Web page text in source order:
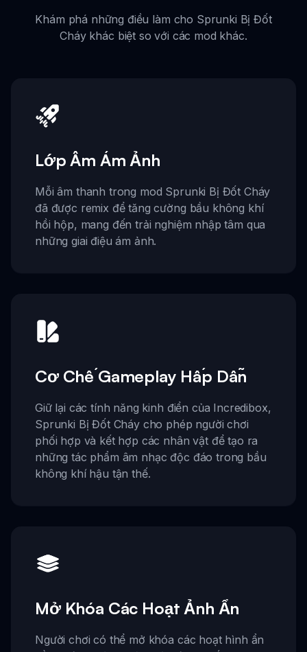
Khám phá những điều làm cho Sprunki Bị Đốt
Cháy khác biệt so với các mod khác.
Lớp Âm Ám Ảnh
Mỗi âm thanh trong mod Sprunki Bị Đốt Cháy
đã được remix để tăng cường bầu không khí
hồi hộp, mang đến trải nghiệm nhập tâm qua
những giai điệu ám ảnh.
Cơ Chế Gameplay Hấp Dẫn
Giữ lại các tính năng kinh điển của Incredibox,
Sprunki Bị Đốt Cháy cho phép người chơi
phối hợp và kết hợp các nhân vật để tạo ra
những tác phẩm âm nhạc độc đáo trong bầu
không khí hậu tận thế.
Mở Khóa Các Hoạt Ảnh Ẩn
Người chơi có thể mở khóa các hoạt hình ẩn